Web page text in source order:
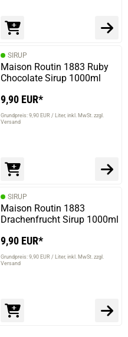
SIRUP
Maison Routin 1883 Ruby
Chocolate Sirup 1000ml
9,90 EUR*
Grundpreis: 9,90 EUR / Liter inkl. MwSt. zzgl.
Versand
SIRUP
Maison Routin 1883
Drachenfrucht Sirup 1000ml
9,90 EUR*
Grundpreis: 9,90 EUR / Liter inkl. MwSt. zzgl.
Versand